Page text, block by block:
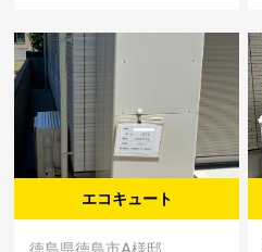
エコキュート
徳島県徳島市A様邸